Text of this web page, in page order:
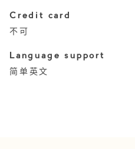
Credit card
不可
Language support
简单英文